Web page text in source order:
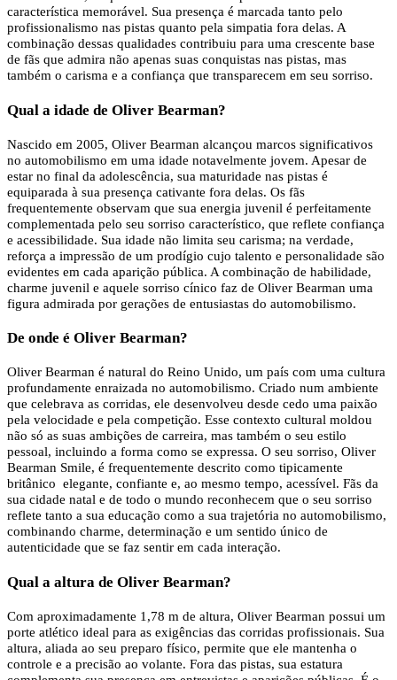
característica memorável. Sua presença é marcada tanto pelo
profissionalismo nas pistas quanto pela simpatia fora delas. A
combinação dessas qualidades contribuiu para uma crescente base
de fãs que admira não apenas suas conquistas nas pistas, mas
também o carisma e a confiança que transparecem em seu sorriso.
Qual a idade de Oliver Bearman?
Nascido em 2005, Oliver Bearman alcançou marcos significativos
no automobilismo em uma idade notavelmente jovem. Apesar de
estar no final da adolescência, sua maturidade nas pistas é
equiparada à sua presença cativante fora delas. Os fãs
frequentemente observam que sua energia juvenil é perfeitamente
complementada pelo seu sorriso característico, que reflete confiança
e acessibilidade. Sua idade não limita seu carisma; na verdade,
reforça a impressão de um prodígio cujo talento e personalidade são
evidentes em cada aparição pública. A combinação de habilidade,
charme juvenil e aquele sorriso cínico faz de Oliver Bearman uma
figura admirada por gerações de entusiastas do automobilismo.
De onde é Oliver Bearman?
Oliver Bearman é natural do Reino Unido, um país com uma cultura
profundamente enraizada no automobilismo. Criado num ambiente
que celebrava as corridas, ele desenvolveu desde cedo uma paixão
pela velocidade e pela competição. Esse contexto cultural moldou
não só as suas ambições de carreira, mas também o seu estilo
pessoal, incluindo a forma como se expressa. O seu sorriso, Oliver
Bearman Smile, é frequentemente descrito como tipicamente
britânico elegante, confiante e, ao mesmo tempo, acessível. Fãs da
sua cidade natal e de todo o mundo reconhecem que o seu sorriso
reflete tanto a sua educação como a sua trajetória no automobilismo,
combinando charme, determinação e um sentido único de
autenticidade que se faz sentir em cada interação.
Qual a altura de Oliver Bearman?
Com aproximadamente 1,78 m de altura, Oliver Bearman possui um
porte atlético ideal para as exigências das corridas profissionais. Sua
altura, aliada ao seu preparo físico, permite que ele mantenha o
controle e a precisão ao volante. Fora das pistas, sua estatura